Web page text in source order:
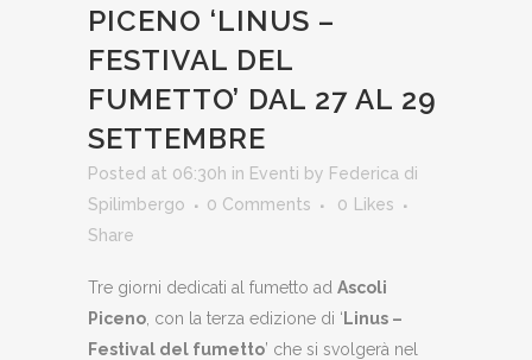
PICENO ‘LINUS –
FESTIVAL DEL
FUMETTO’ DAL 27 AL 29
SETTEMBRE
Posted at 06:30h in Eventi by Federica di
Spilimbergo
0 Comments 0
Likes
Share
Tre giorni dedicati al fumetto ad Ascoli
Piceno , con la terza edizione di ‘ Linus –
Festival del fumetto’ che si svolgerà nel